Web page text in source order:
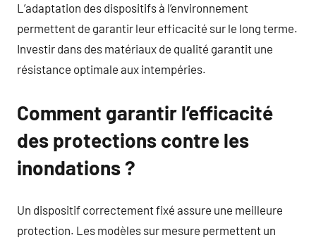
L’adaptation des dispositifs à l’environnement
permettent de garantir leur efficacité sur le long terme.
Investir dans des matériaux de qualité garantit une
résistance optimale aux intempéries.
Comment garantir l’efficacité
des protections contre les
inondations ?
Un dispositif correctement fixé assure une meilleure
protection. Les modèles sur mesure permettent un